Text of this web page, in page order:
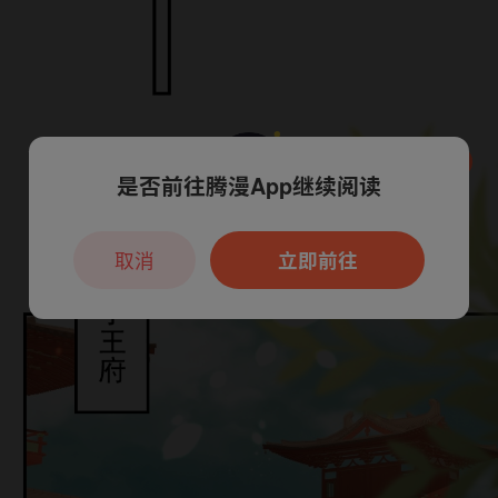
本章节仅支持App阅读，可打开App新用
户7天免费看
是否前往腾漫App继续阅读
立即前往
取消